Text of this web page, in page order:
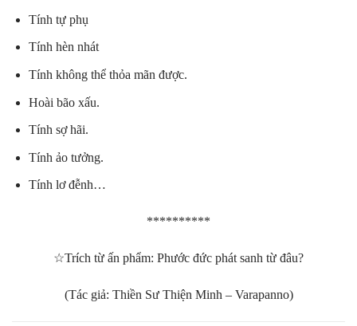
Tính tự phụ
Tính hèn nhát
Tính không thể thỏa mãn được.
Hoài bão xấu.
Tính sợ hãi.
Tính ảo tưởng.
Tính lơ đễnh…
**********
☆Trích từ ấn phẩm: Phước đức phát sanh từ đâu?
(Tác giả: Thiền Sư Thiện Minh – Varapanno)